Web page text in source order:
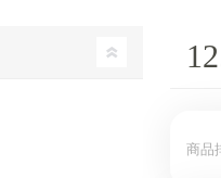
商品